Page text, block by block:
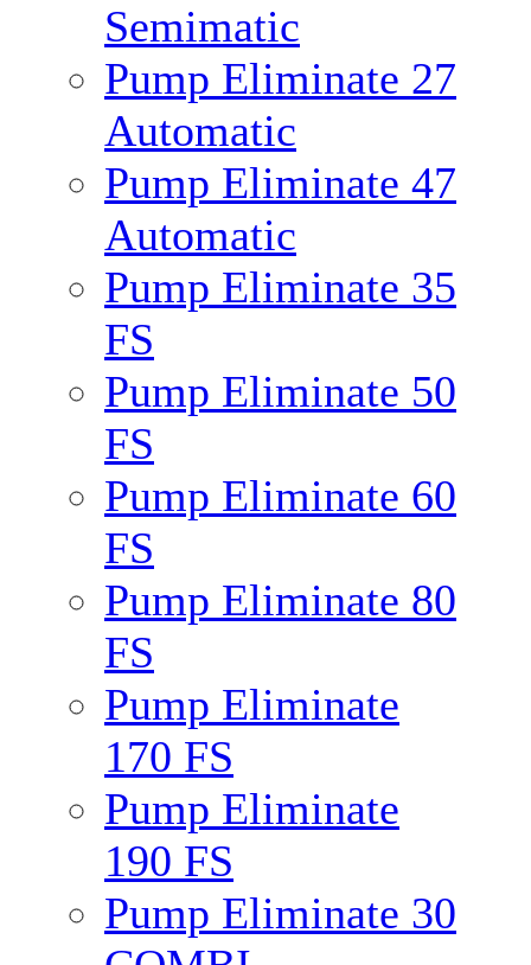
Semimatic
Pump Eliminate 27
Automatic
Pump Eliminate 47
Automatic
Pump Eliminate 35
FS
Pump Eliminate 50
FS
Pump Eliminate 60
FS
Pump Eliminate 80
FS
Pump Eliminate
170 FS
Pump Eliminate
190 FS
Pump Eliminate 30